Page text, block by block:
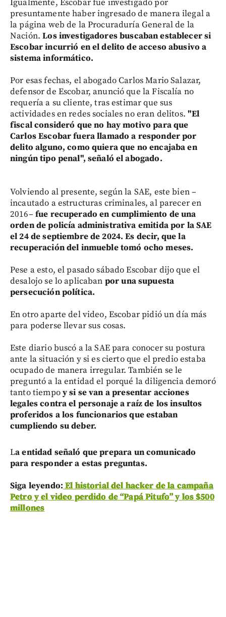
Igualmente, Escobar fue investigado por
presuntamente haber ingresado de manera ilegal a
la página web de la Procuraduría General de la
Nación.Los investigadores buscaban establecer si
Escobar incurrió en el delito de acceso abusivo a
sistema informático.
Por esas fechas, el abogado Carlos Mario Salazar,
defensor de Escobar, anunció que la Fiscalía no
requería a su cliente, tras estimar que sus
actividades en redes sociales no eran delitos."El
fiscal consideró que no hay motivo para que
Carlos Escobar fuera llamado a responder por
delito alguno, como quiera que no encajaba en
ningún tipo penal", señaló el abogado.
Volviendo al presente, según la SAE, este bien –
incautado a estructuras criminales, al parecer en
2016– fue recuperado en cumplimiento de una
orden de policía administrativa emitida por la SAE
el 24 de septiembre de 2024. Es decir, que la
recuperación del inmueble tomó ocho meses.
Pese a esto, el pasado sábado Escobar dijo que el
desalojo se lo aplicaban por una supuesta
persecución política.
En otro aparte del video, Escobar pidió un día más
para poderse llevar sus cosas.
Este diario buscó a la SAE para conocer su postura
ante la situación y si es cierto que el predio estaba
ocupado de manera irregular. También se le
preguntó a la entidad el porqué la diligencia demoró
tanto tiempoy si se van a presentar acciones
legales contra el personaje a raíz de los insultos
proferidos a los funcionarios que estaban
cumpliendo su deber.
La entidad señaló que prepara un comunicado
para responder a estas preguntas.
Siga leyendo: El historial del hacker de la campaña
Petro y el video perdido de “Papá Pitufo” y los $500
millones